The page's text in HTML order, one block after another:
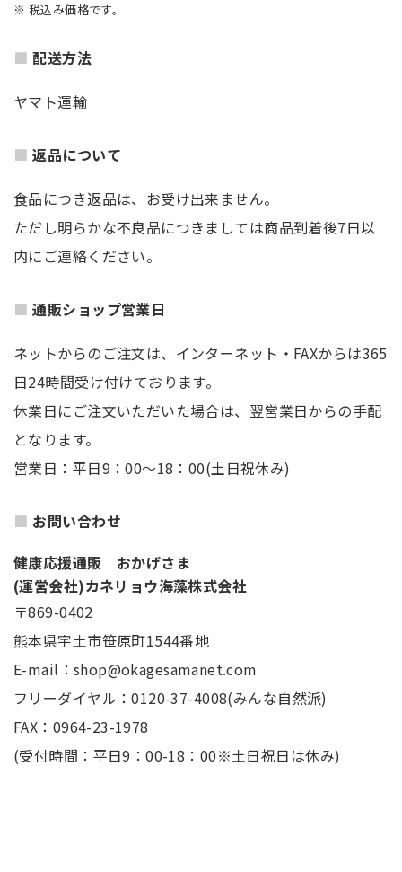
※ 税込み価格です。
配送方法
ヤマト運輸
返品について
食品につき返品は、お受け出来ません。
ただし明らかな不良品につきましては商品到着後7日以
内にご連絡ください。
通販ショップ営業日
ネットからのご注文は、インターネット・FAXからは365
日24時間受け付けております。
休業日にご注文いただいた場合は、翌営業日からの手配
となります。
営業日：平日9：00～18：00(土日祝休み)
お問い合わせ
健康応援通販 おかげさま
(運営会社)カネリョウ海藻株式会社
〒869-0402
熊本県宇土市笹原町1544番地
E-mail：shop@okagesamanet.com
フリーダイヤル：0120-37-4008(みんな自然派)
FAX：0964-23-1978
(受付時間：平日9：00-18：00※土日祝日は休み)